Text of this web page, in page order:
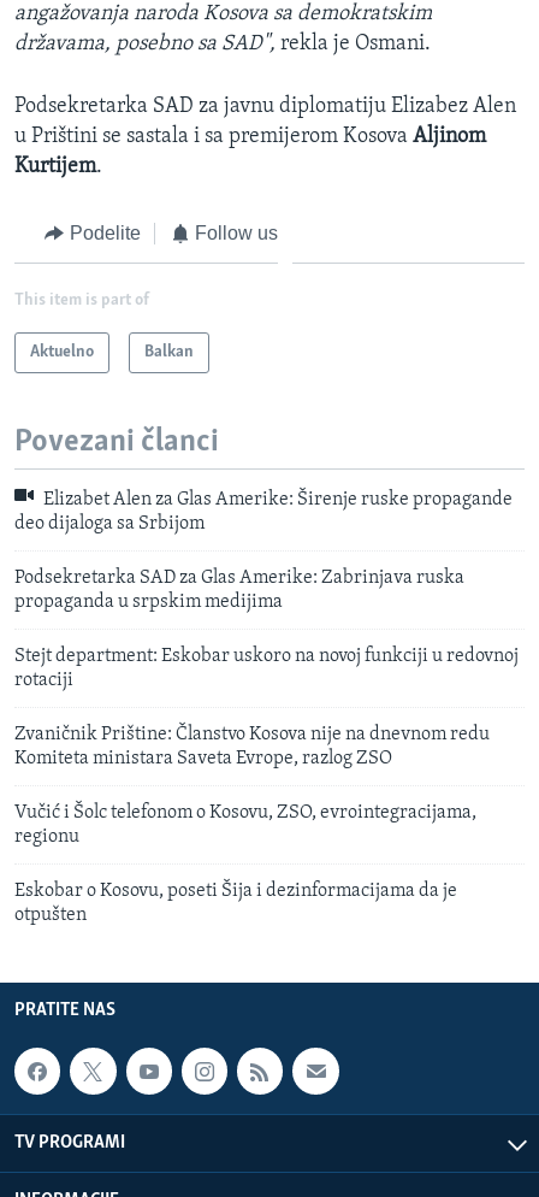
angažovanja naroda Kosova sa demokratskim
državama, posebno sa SAD", rekla je Osmani.
Podsekretarka SAD za javnu diplomatiju Elizabez Alen
u Prištini se sastala i sa premijerom Kosova Aljinom
Kurtijem.
Podelite Follow us
This item is part of
Aktuelno Balkan
Povezani članci
Elizabet Alen za Glas Amerike: Širenje ruske propagande
deo dijaloga sa Srbijom
Podsekretarka SAD za Glas Amerike: Zabrinjava ruska
propaganda u srpskim medijima
Stejt department: Eskobar uskoro na novoj funkciji u redovnoj
rotaciji
Zvaničnik Prištine: Članstvo Kosova nije na dnevnom redu
Komiteta ministara Saveta Evrope, razlog ZSO
Vučić i Šolc telefonom o Kosovu, ZSO, evrointegracijama,
regionu
Eskobar o Kosovu, poseti Šija i dezinformacijama da je
otpušten
PRATITE NAS
TV PROGRAMI